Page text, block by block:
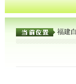
福建